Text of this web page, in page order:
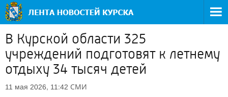
В Курской области 325
учреждений подготовят к летнему
отдыху 34 тысяч детей
11 мая 2026, 11:42 СМИ